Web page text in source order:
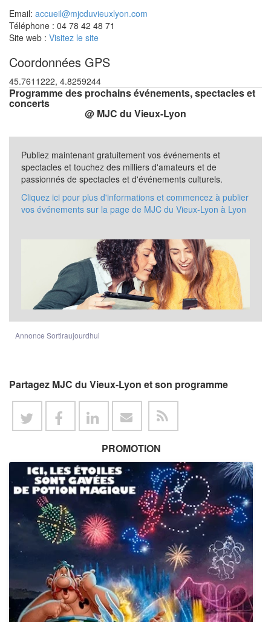
Email: accueil@mjcduvieuxlyon.com
Téléphone : 04 78 42 48 71
Site web : Visitez le site
Coordonnées GPS
45.7611222, 4.8259244
Programme des prochains événements, spectacles et
concerts
@ MJC du Vieux-Lyon
Publiez maintenant gratuitement vos événements et
spectacles et touchez des milliers d'amateurs et de
passionnés de spectacles et d'événements culturels.
Cliquez ici pour plus d'informations et commencez à publier
vos événements sur la page de MJC du Vieux-Lyon à Lyon
Annonce Sortiraujourdhui
Partagez MJC du Vieux-Lyon et son programme
PROMOTION